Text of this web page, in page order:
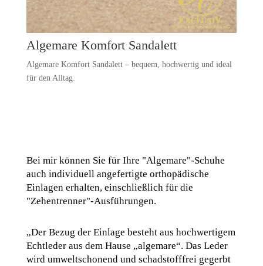
Algemare Komfort Sandalett
Algemare Komfort Sandalett – bequem, hochwertig und ideal
für den Alltag.
Bei mir können Sie für Ihre "Algemare"-Schuhe
auch individuell angefertigte orthopädische
Einlagen erhalten, einschließlich für die
"Zehentrenner"-Ausführungen.
„Der Bezug der Einlage besteht aus hochwertigem
Echtleder aus dem Hause „algemare“. Das Leder
wird umweltschonend und schadstofffrei gegerbt